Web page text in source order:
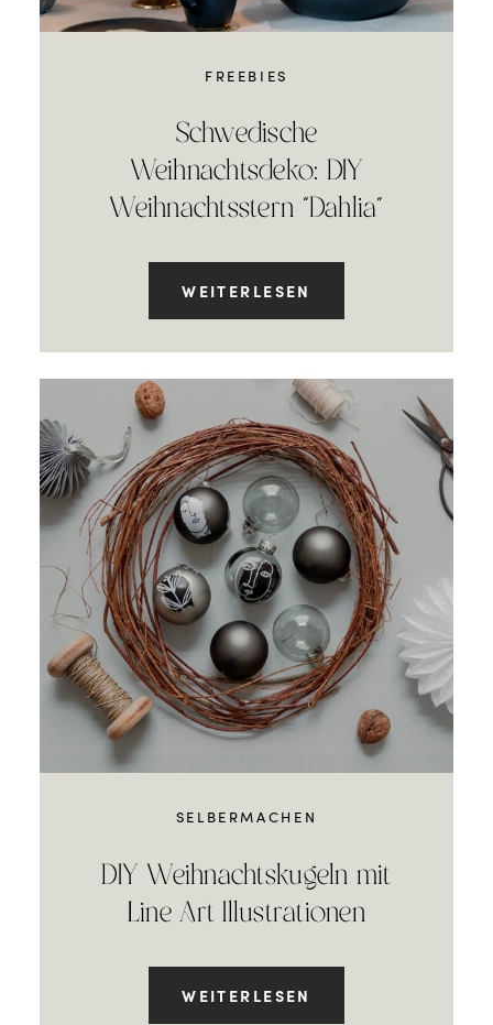
FREEBIES
Schwedische
Weihnachtsdeko: DIY
Weihnachtsstern “Dahlia”
WEITERLESEN
SELBERMACHEN
DIY Weihnachtskugeln mit
Line Art Illustrationen
WEITERLESEN